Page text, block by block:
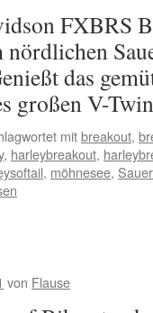
FXBRS
nördlichen
das
großen V-
mitbreakout,
, harleybreakout,
, möhnesee,
von Flause